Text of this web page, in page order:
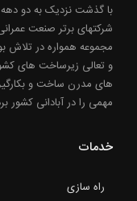
با گذشت نزدیک به دو دهه
شرکتهای برتر صنعت
مجموعه همواره در تلاش
و تعالی زیرساخت های
های مدرن ساخت و
مهمی را در آبادانی کشور
خدمات
راه سازی